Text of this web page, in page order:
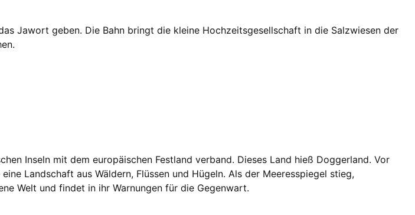
Jawort geben. Die Bahn bringt die kleine Hochzeitsgesellschaft in die Salzwiesen der
Inseln mit dem europäischen Festland verband. Dieses Land hieß Doggerland. Vor
Landschaft aus Wäldern, Flüssen und Hügeln. Als der Meeresspiegel stieg,
Welt und findet in ihr Warnungen für die Gegenwart.